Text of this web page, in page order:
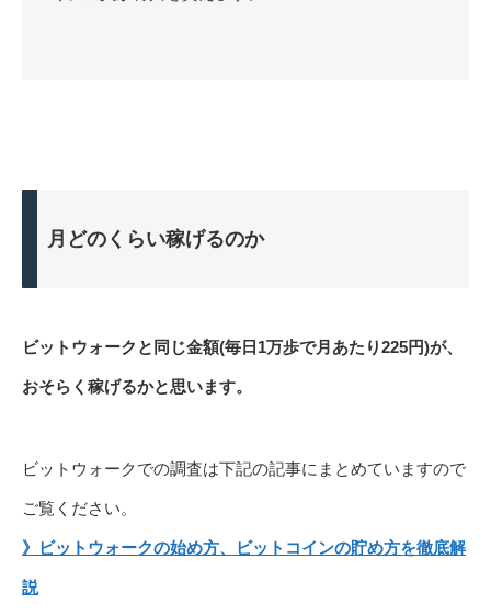
月どのくらい稼げるのか
ビットウォークと同じ金額(毎日1万歩で月あたり225円)が、
おそらく稼げるかと思います。
ビットウォークでの調査は下記の記事にまとめていますので
ご覧ください。
》ビットウォークの始め方、ビットコインの貯め方を徹底解
説